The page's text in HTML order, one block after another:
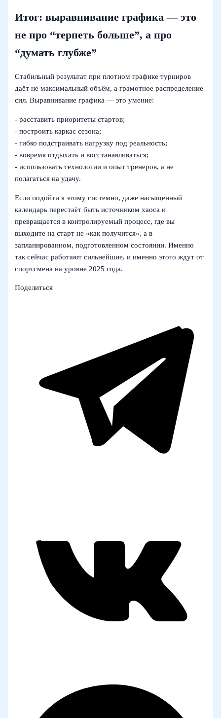
Итог: выравнивание графика — это
не про “терпеть больше”, а про
“думать глубже”
Стабильный результат при плотном графике турниров
даёт не максимальный объём, а грамотное распределение
сил. Выравнивание графика — это умение:
- расставить приоритеты стартов;
- построить каркас сезона;
- гибко подстраивать нагрузку под реальность;
- вовремя отдыхать и восстанавливаться;
- использовать технологии и опыт тренеров, а не
полагаться на удачу.
Если подойти к этому системно, даже насыщенный
календарь перестаёт быть источником хаоса и
превращается в контролируемый процесс, где вы
выходите на старт не «как получится», а в
запланированном, подготовленном состоянии. Именно
так сейчас работают сильнейшие, и именно этого ждут от
спортсмена на уровне 2025 года.
Поделиться